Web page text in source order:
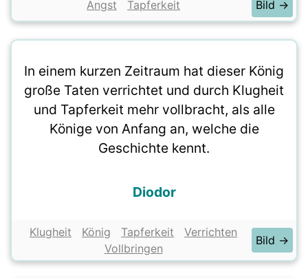
Angst Tapferkeit Bild →
In einem kurzen Zeitraum hat dieser König
große Taten verrichtet und durch Klugheit
und Tapferkeit mehr vollbracht, als alle
Könige von Anfang an, welche die
Geschichte kennt.
Diodor
Klugheit König Tapferkeit
Verrichten
Vollbringen
Bild →